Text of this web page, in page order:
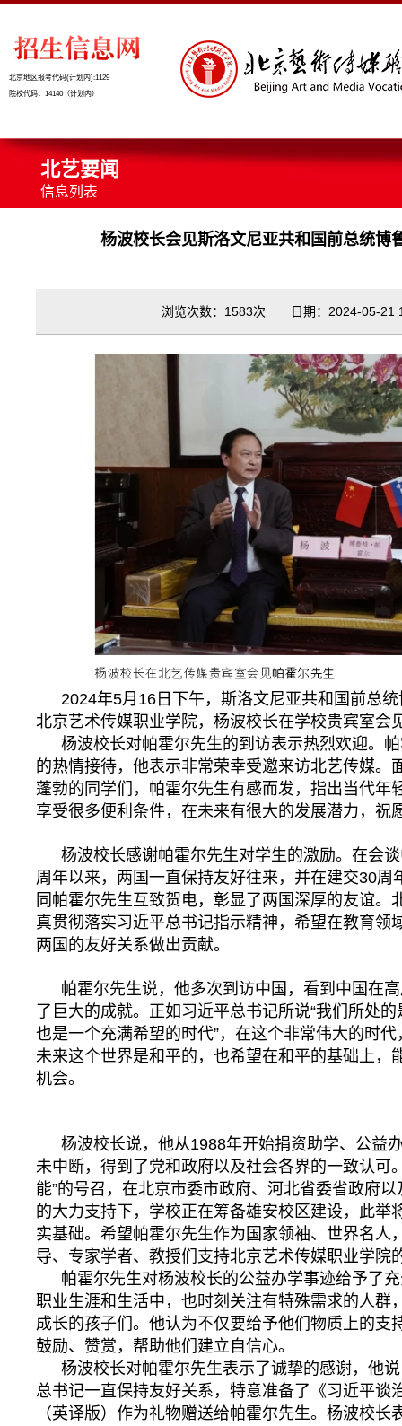
北京地区报考代码(计划内):1129
院校代码：14140（计划内）
北艺要闻
信息列表
杨波校长会见斯洛文尼亚共和国前总统博
浏览次数：1583次 日期：2024-05-21
2024年5月16日下午，斯洛文尼亚共和国前总
北京艺术传媒职业学院，杨波校长在学校贵宾室会
杨波校长对帕霍尔先生的到访表示热烈欢迎。
的热情接待，他表示非常荣幸受邀来访北艺传媒。
蓬勃的同学们，帕霍尔先生有感而发，指出当代年
享受很多便利条件，在未来有很大的发展潜力，祝
杨波校长感谢帕霍尔先生对学生的激励。在会
周年以来，两国一直保持友好往来，并在建交30周
同帕霍尔先生互致贺电，彰显了两国深厚的友谊。
真贯彻落实习近平总书记指示精神，希望在教育领
两国的友好关系做出贡献。
帕霍尔先生说，他多次到访中国，看到中国在
了巨大的成就。正如习近平总书记所说“我们所处
也是一个充满希望的时代”，在这个非常伟大的时
未来这个世界是和平的，也希望在和平的基础上，
机会。
杨波校长说，他从1988年开始捐资助学、公益
未中断，得到了党和政府以及社会各界的一致认可
能”的号召，在北京市委市政府、河北省委省政府
的大力支持下，学校正在筹备雄安校区建设，此举
实基础。希望帕霍尔先生作为国家领袖、世界名人
导、专家学者、教授们支持北京艺术传媒职业学院
帕霍尔先生对杨波校长的公益办学事迹给予了
职业生涯和生活中，也时刻关注有特殊需求的人群
成长的孩子们。他认为不仅要给予他们物质上的支
鼓励、赞赏，帮助他们建立自信心。
杨波校长对帕霍尔先生表示了诚挚的感谢，他
总书记一直保持友好关系，特意准备了《习近平谈
（英译版）作为礼物赠送给帕霍尔先生。杨波校长